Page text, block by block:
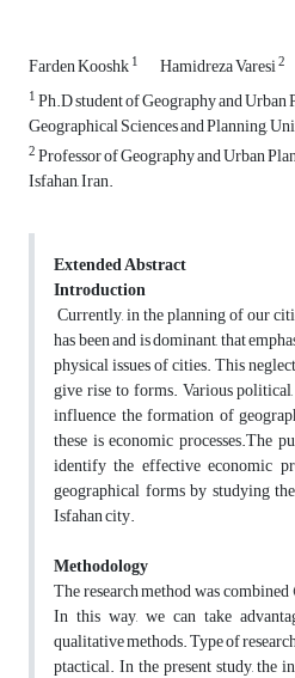
Farden Kooshk1 Hamidreza Varesi2
1Ph.D student of Geography and
Geographical Sciences and Planning,
2Professor of Geography and Urban
Isfahan, Iran.
Extended Abstract
Introduction
Currently, in the planning of our
has been and is dominant, that
physical issues of cities. This
give rise to forms. Various
influence the formation of
these is economic processes.The
identify the effective economic
geographical forms by studying
Isfahan city.
Methodology
The research method was
In this way, we can take
qualitative methods. Type of
ptactical. In the present study, the